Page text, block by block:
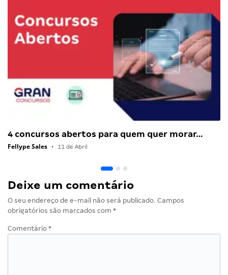
4 concursos abertos para quem quer morar…
Fellype Sales • 11 de Abril
Deixe um comentário
O seu endereço de e-mail não será publicado. Campos
obrigatórios são marcados com *
Comentário *